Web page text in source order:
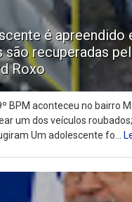
é apreendido
são recuperadas
Roxo
BPM aconteceu no bairro
um dos veículos
Um adolescente fo...